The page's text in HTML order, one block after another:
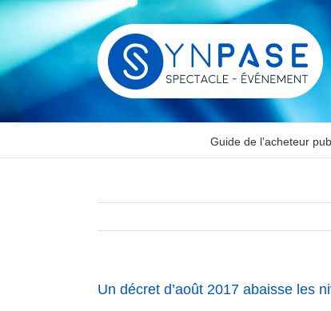
Passer
contenu
Guide de l’acheteur
Un décret d’août 2017 abaisse les